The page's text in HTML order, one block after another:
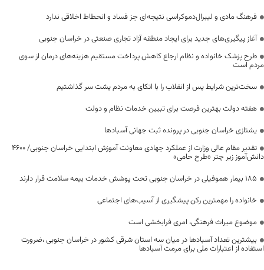
فرهنگ مادی و لیبرال‌دموکراسی نتیجه‌ای جز فساد و انحطاط اخلاقی ندارد
آغاز پیگیری‌های جدید برای ایجاد منطقه آزاد تجاری صنعتی در خراسان جنوبی
طرح پزشک خانواده و نظام ارجاع کاهش پرداخت مستقیم هزینه‌های درمان از سوی
مردم است
سخت‌ترین شرایط پس از انقلاب را با اتکای به مردم پشت سر گذاشتیم
هفته دولت بهترین فرصت برای تبیین خدمات نظام و دولت
یشتازی خراسان جنوبی در پرونده ثبت جهانی آسبادها
تقدیر مقام عالی وزارت از عملکرد جهادی معاونت آموزش ابتدایی خراسان جنوبی/ ۴۶۰۰
دانش‌آموز زیر چتر «طرح حامی»
۱۸۵ بیمار هموفیلی در خراسان جنوبی تحت پوشش خدمات بیمه سلامت قرار دارند
خانواده را مهمترین رکن پیشگیری از آسیب‌های اجتماعی
موضوع میراث فرهنگی، امری فرابخشی است
بیشترین تعداد آسبادها در میان سه استان شرقی کشور در خراسان جنوبی ،ضرورت
استفاده از اعتبارات ملی برای مرمت آسبادها